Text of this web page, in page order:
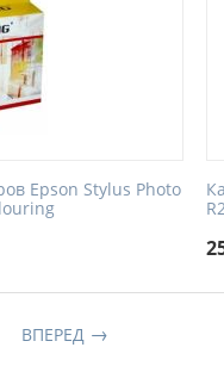
Epson Stylus Photo
ВПЕРЕД